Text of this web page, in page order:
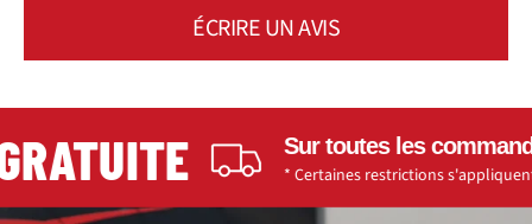
ÉCRIRE UN AVIS
Sur toutes les
* Certaines restrictions s'appliquent.